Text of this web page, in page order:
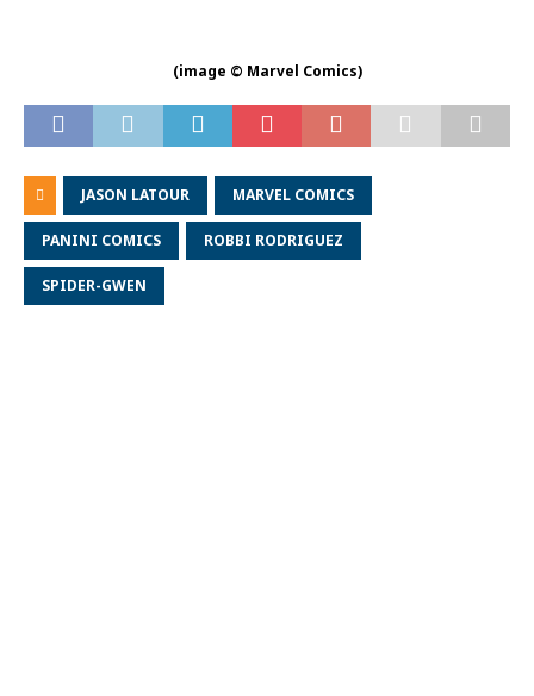
(image © Marvel Comics)
JASON LATOUR MARVEL COMICS
PANINI COMICS ROBBI RODRIGUEZ
SPIDER-GWEN